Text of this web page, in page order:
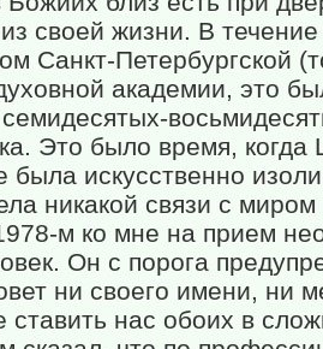
своей жизни. В течение
Санкт-Петербургской
академии, это
Это было время, когда
была искусственно
никакой связи с миром
м ко мне на прием
Он с порога
ни своего имени, ни
ставить нас обоих в